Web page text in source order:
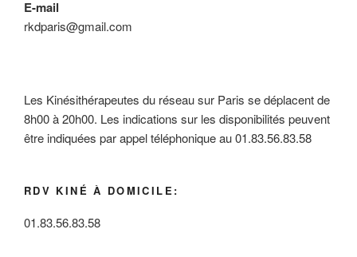
E-mail
rkdparis@gmail.com
Les Kinésithérapeutes du réseau sur Paris se déplacent de
8h00 à 20h00. Les indications sur les disponibilités peuvent
être indiquées par appel téléphonique au 01.83.56.83.58
RDV KINÉ À DOMICILE:
01.83.56.83.58